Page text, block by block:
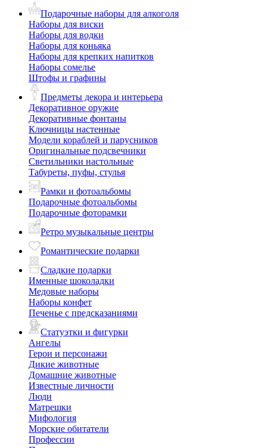
Подарочные наборы для алкоголя
Наборы для виски
Наборы для водки
Наборы для коньяка
Наборы для крепких напитков
Наборы сомелье
Штофы и графины
Предметы декора и интерьера
Декоративное оружие
Декоративные фонтаны
Ключницы настенные
Модели кораблей и парусников
Оригинальные подсвечники
Светильники настольные
Табуреты, пуфы, стулья
Рамки и фотоальбомы
Подарочные фотоальбомы
Подарочные фоторамки
Ретро музыкальные центры
Романтические подарки
Сладкие подарки
Именные шоколадки
Медовые наборы
Наборы конфет
Печенье с предсказаниями
Статуэтки и фигурки
Ангелы
Герои и персонажи
Дикие животные
Домашние животные
Известные личности
Люди
Матрешки
Мифология
Морские обитатели
Профессии